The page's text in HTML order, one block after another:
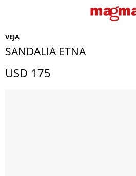
VEJA
SANDALIA ETNA
USD 175